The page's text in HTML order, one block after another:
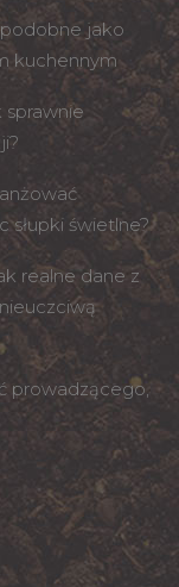
jako
kuchennym
świetlne?
realne dane z
prowadzącego,